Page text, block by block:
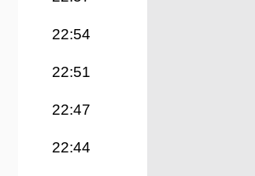
22:54
22:51
22:47
22:44